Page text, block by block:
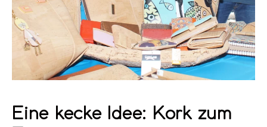
Eine kecke Idee: Kork zum